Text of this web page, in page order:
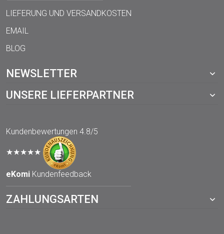
LIEFERUNG UND VERSANDKOSTEN
EMAIL
BLOG
NEWSLETTER
UNSERE LIEFERPARTNER
Kundenbewertungen 4.8/5
★★★★★
eKomi Kundenfeedback
ZAHLUNGSARTEN